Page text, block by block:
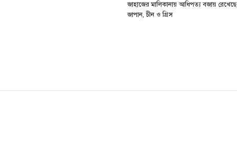
জাহাজের মালিকানায় আধিপত্য বজায় রেখেছে
জাপান, চীন ও গ্রিস